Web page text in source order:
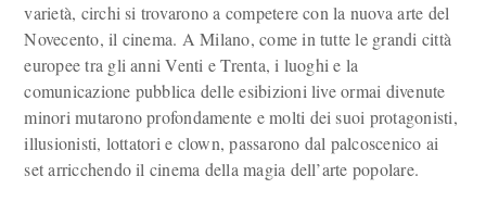
varietà, circhi si trovarono a competere con la nuova arte del
Novecento, il cinema. A Milano, come in tutte le grandi città
europee tra gli anni Venti e Trenta, i luoghi e la
comunicazione pubblica delle esibizioni live ormai divenute
minori mutarono profondamente e molti dei suoi protagonisti,
illusionisti, lottatori e clown, passarono dal palcoscenico ai
set arricchendo il cinema della magia dell’arte popolare.